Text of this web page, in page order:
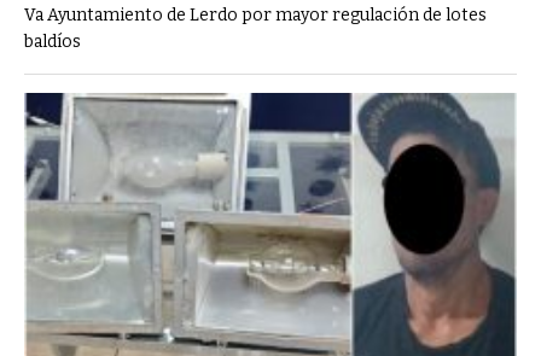
Va Ayuntamiento de Lerdo por mayor regulación de lotes
baldíos